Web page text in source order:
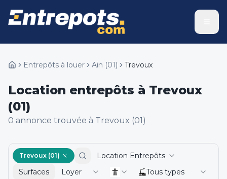
Entrepôts à louer Ain (01) Trevoux
Location entrepôts à Trevoux
(01)
0 annonce trouvée à Trevoux (01)
Trevoux (01)
Location Entrepôts
Surfaces
Loyer
Tous types